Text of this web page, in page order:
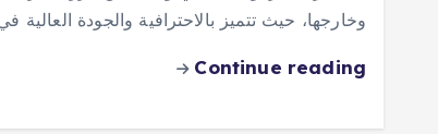
وخارجها، حيث تتميز بالاحترافية والجودة
Continue reading